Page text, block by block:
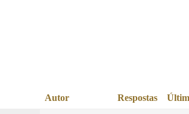
Autor Respostas